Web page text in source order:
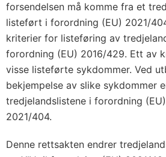
forsendelsen må komme fra et
listeført i forordning (EU) 2021/
kriterier for listeføring av
forordning (EU) 2016/429. Ett av
visse listeførte sykdommer. Ved
bekjempelse av slike sykdommer
tredjelandslistene i forordning
2021/404.
Denne rettsakten endrer